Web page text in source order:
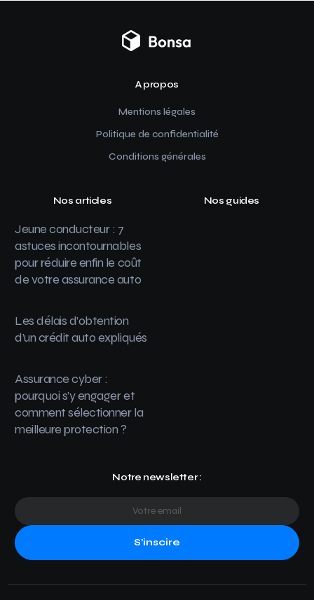
A propos
Mentions légales
Politique de confidentialité
Conditions générales
Nos articles
Jeune conducteur : 7
astuces incontournables
pour réduire enfin le coût
de votre assurance auto
Les délais d’obtention
d’un crédit auto expliqués
Assurance cyber :
pourquoi s’y engager et
comment sélectionner la
meilleure protection ?
Nos guides
Notre newsletter :
S'inscire